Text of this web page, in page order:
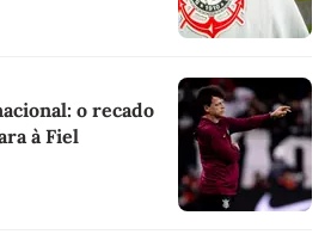
o recado
à Fiel